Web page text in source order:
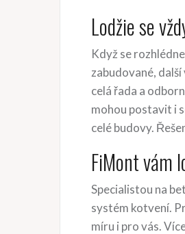
Lodžie se
Když se
zabudované,
celá řada a
mohou postavit i
celé budovy.
FiMont vám
Specialistou na
systém kotvení.
míru i pro vás.